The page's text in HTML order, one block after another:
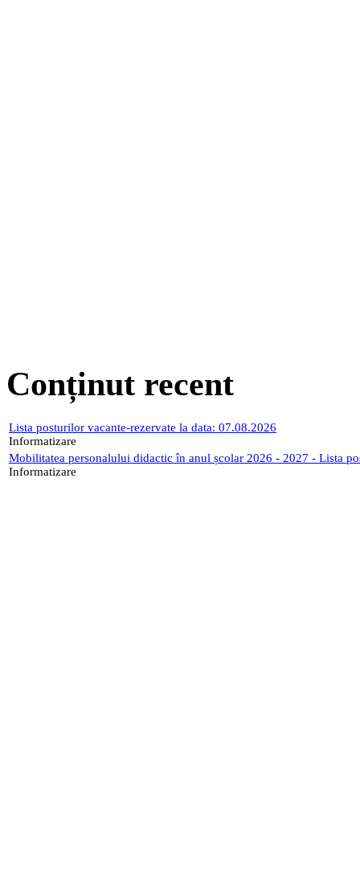
Conținut recent
Lista posturilor vacante-rezervate la data: 07.08.2026
Informatizare
Mobilitatea personalului didactic în anul școlar 2026 - 2027 - Lista
Informatizare